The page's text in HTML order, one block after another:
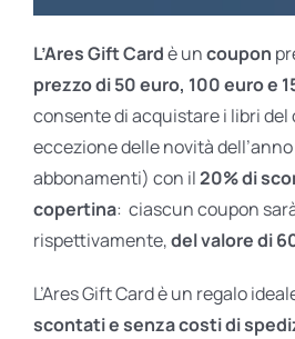
L’Ares Gift Cardè uncoupon
prezzo di 50 euro, 100 euro e
consente di acquistare i libri del
eccezione delle novità
abbonamenti) con il20% di
copertina: ciascun coupon
rispettivamente,del valore di
L’Ares Gift Card è un regalo
scontati esenza costi di